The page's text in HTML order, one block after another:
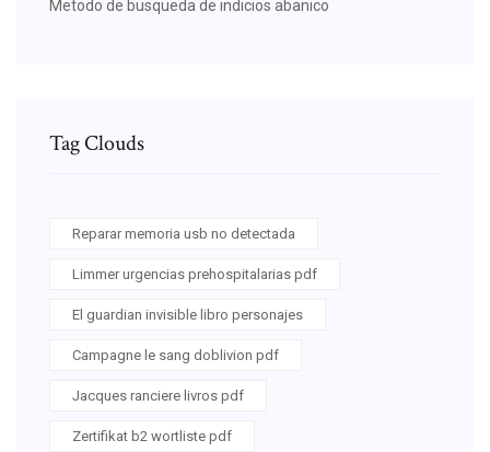
Metodo de busqueda de indicios abanico
Tag Clouds
Reparar memoria usb no detectada
Limmer urgencias prehospitalarias pdf
El guardian invisible libro personajes
Campagne le sang doblivion pdf
Jacques ranciere livros pdf
Zertifikat b2 wortliste pdf